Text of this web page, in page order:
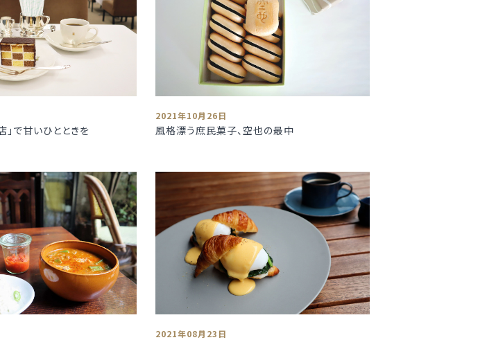
」で甘いひとときを
2021年10月26日
風格漂う庶民菓子、空也の最中
2021年08月23日